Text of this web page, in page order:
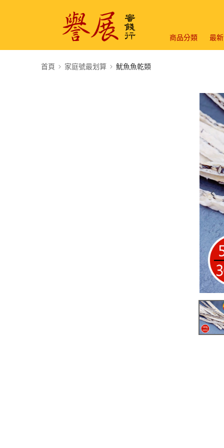
商品分類 最
首頁 家庭號最划算 魷魚魚乾類